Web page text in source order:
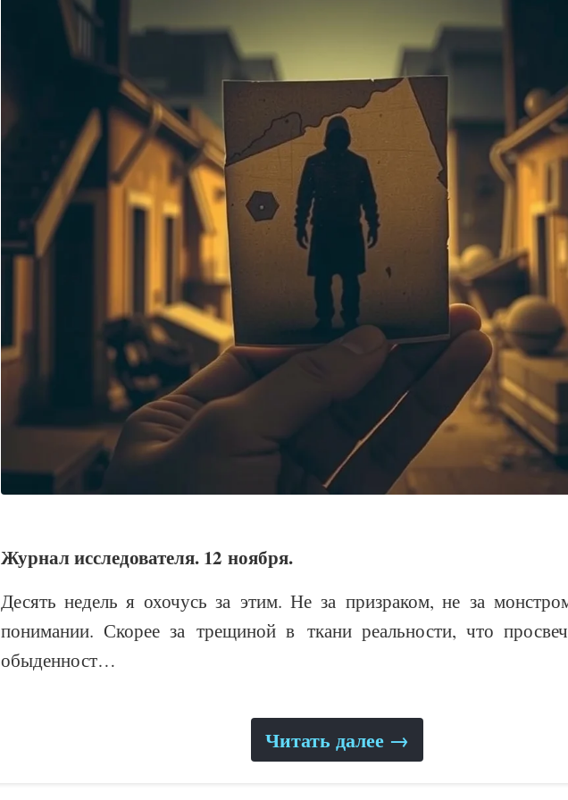
Журнал исследователя. 12 ноября.
Десять недель я охочусь за этим. Не за призраком, не за
понимании. Скорее за трещиной в ткани реальности, что
обыденност…
Читать далее →